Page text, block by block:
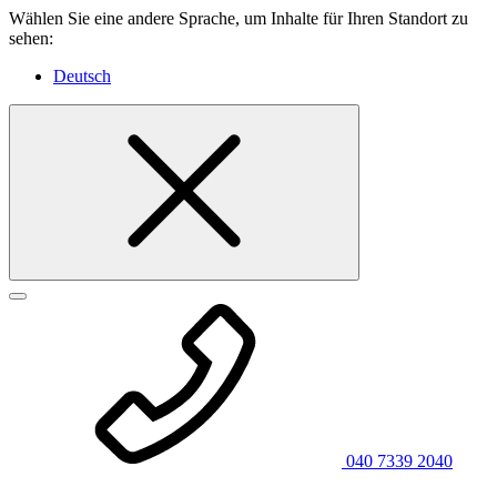
Wählen Sie eine andere Sprache, um Inhalte für Ihren Standort zu
sehen:
Deutsch
040 7339 2040